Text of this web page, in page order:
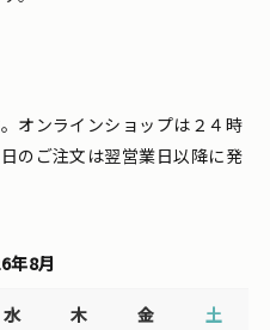
オンラインショップは２４時
のご注文は翌営業日以降に発
年8月
水 木 金 土